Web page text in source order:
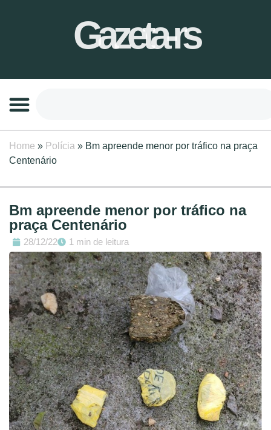
Gazeta-rs
Home » Polícia » Bm apreende menor por tráfico na praça
Centenário
Bm apreende menor por tráfico na
praça Centenário
28/12/22 1 min de leitura